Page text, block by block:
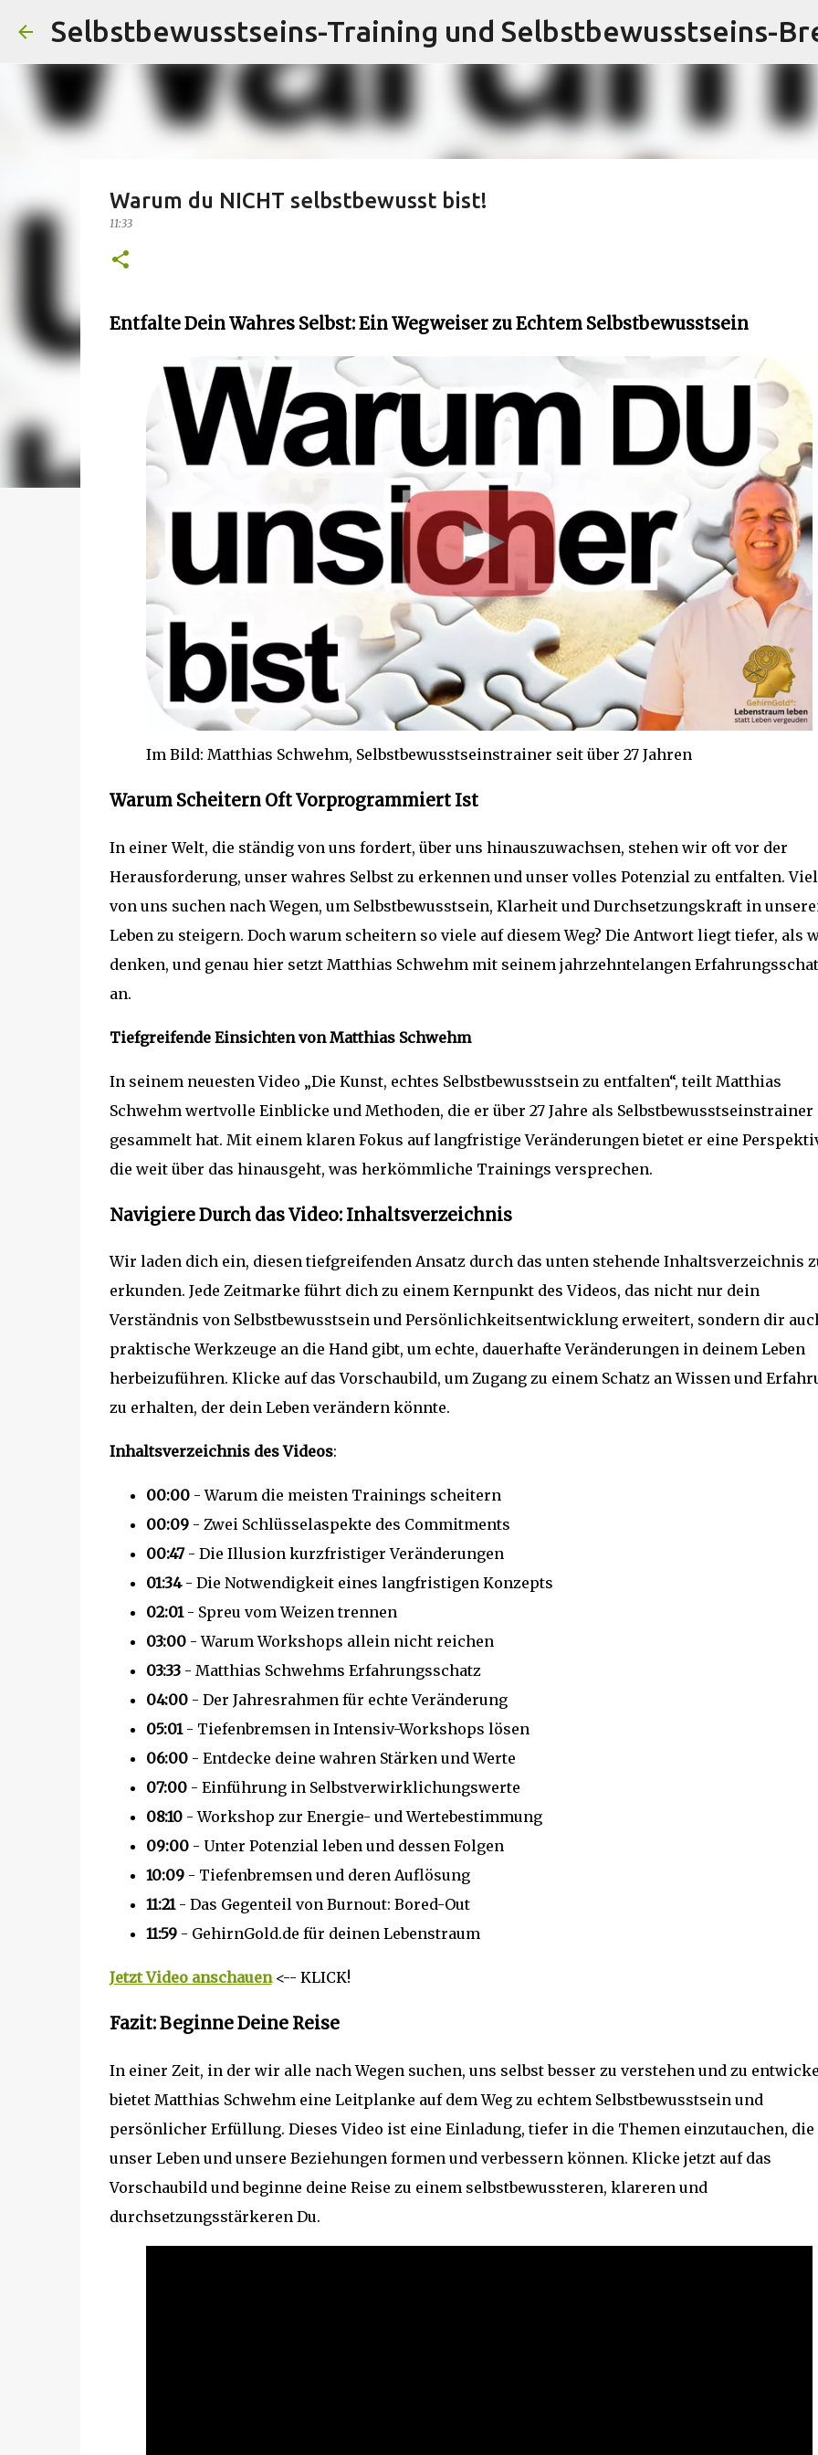
Direkt zum Hauptbereich
Warum du NICHT selbstbewusst bist!
11:33
Entfalte Dein Wahres Selbst: Ein Wegweiser zu Echtem Selbstbewusstsein
Im Bild: Matthias Schwehm, Selbstbewusstseinstrainer seit über 27 Jahren
Warum Scheitern Oft Vorprogrammiert Ist
In einer Welt, die ständig von uns fordert, über uns hinauszuwachsen, stehen wir oft vor der
Herausforderung, unser wahres Selbst zu erkennen und unser volles Potenzial zu entfalten.
von uns suchen nach Wegen, um Selbstbewusstsein, Klarheit und Durchsetzungskraft in
Leben zu steigern. Doch warum scheitern so viele auf diesem Weg? Die Antwort liegt tiefer, als
denken, und genau hier setzt Matthias Schwehm mit seinem jahrzehntelangen
an.
Tiefgreifende Einsichten von Matthias Schwehm
In seinem neuesten Video „Die Kunst, echtes Selbstbewusstsein zu entfalten“, teilt Matthias
Schwehm wertvolle Einblicke und Methoden, die er über 27 Jahre als Selbstbewusstseinstrainer
gesammelt hat. Mit einem klaren Fokus auf langfristige Veränderungen bietet er eine
die weit über das hinausgeht, was herkömmliche Trainings versprechen.
Navigiere Durch das Video: Inhaltsverzeichnis
Wir laden dich ein, diesen tiefgreifenden Ansatz durch das unten stehende Inhaltsverzeichnis
erkunden. Jede Zeitmarke führt dich zu einem Kernpunkt des Videos, das nicht nur dein
Verständnis von Selbstbewusstsein und Persönlichkeitsentwicklung erweitert, sondern dir
praktische Werkzeuge an die Hand gibt, um echte, dauerhafte Veränderungen in deinem Leben
herbeizuführen. Klicke auf das Vorschaubild, um Zugang zu einem Schatz an Wissen und
zu erhalten, der dein Leben verändern könnte.
Inhaltsverzeichnis des Videos:
00:00- Warum die meisten Trainings scheitern
00:09- Zwei Schlüsselaspekte des Commitments
00:47- Die Illusion kurzfristiger Veränderungen
01:34- Die Notwendigkeit eines langfristigen Konzepts
02:01- Spreu vom Weizen trennen
03:00- Warum Workshops allein nicht reichen
03:33- Matthias Schwehms Erfahrungsschatz
04:00- Der Jahresrahmen für echte Veränderung
05:01- Tiefenbremsen in Intensiv-Workshops lösen
06:00- Entdecke deine wahren Stärken und Werte
07:00- Einführung in Selbstverwirklichungswerte
08:10- Workshop zur Energie- und Wertebestimmung
09:00- Unter Potenzial leben und dessen Folgen
10:09- Tiefenbremsen und deren Auflösung
11:21- Das Gegenteil von Burnout: Bored-Out
11:59- GehirnGold.de für deinen Lebenstraum
Jetzt Video anschauen<-- KLICK!
Fazit: Beginne Deine Reise
In einer Zeit, in der wir alle nach Wegen suchen, uns selbst besser zu verstehen und zu
bietet Matthias Schwehm eine Leitplanke auf dem Weg zu echtem Selbstbewusstsein und
persönlicher Erfüllung. Dieses Video ist eine Einladung, tiefer in die Themen einzutauchen, die
unser Leben und unsere Beziehungen formen und verbessern können. Klicke jetzt auf das
Vorschaubild und beginne deine Reise zu einem selbstbewussteren, klareren und
durchsetzungsstärkeren Du.